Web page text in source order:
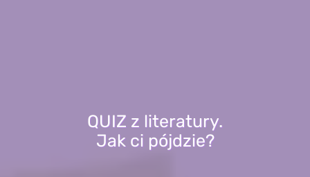
QUIZ z literatury.
Jak ci pójdzie?